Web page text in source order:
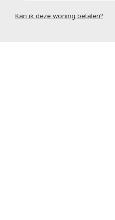
Kan ik deze woning betalen?